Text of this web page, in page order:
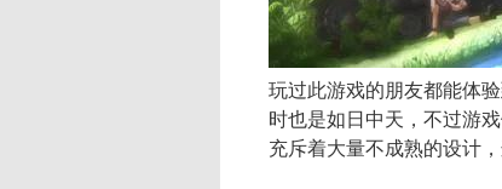
玩过此游戏的朋友都能体
时也是如日中天，不过游
充斥着大量不成熟的设计